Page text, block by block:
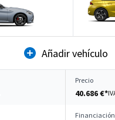
Añadir vehículo
Precio
40.686 €*
Financiación